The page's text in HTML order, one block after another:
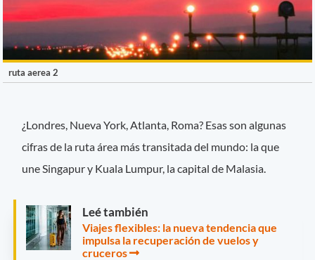
ruta aerea 2
¿Londres, Nueva York, Atlanta, Roma? Esas son algunas
cifras de la ruta área más transitada del mundo: la que
une Singapur y Kuala Lumpur, la capital de Malasia.
Leé también
Viajes flexibles: la nueva tendencia que
impulsa la recuperación de vuelos y
cruceros